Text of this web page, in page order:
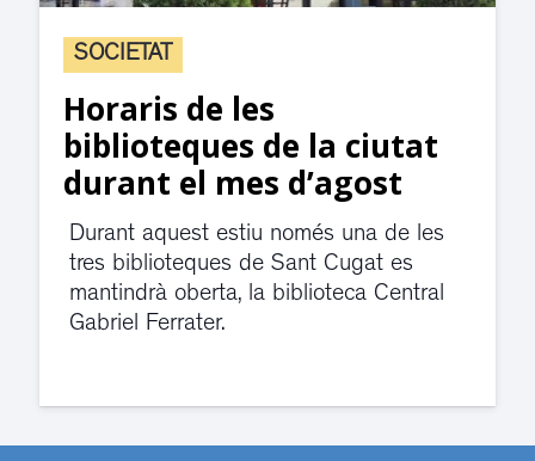
SOCIETAT
Horaris de les
biblioteques de la ciutat
durant el mes d’agost
Durant aquest estiu només una de les
tres biblioteques de Sant Cugat es
mantindrà oberta, la biblioteca Central
Gabriel Ferrater.